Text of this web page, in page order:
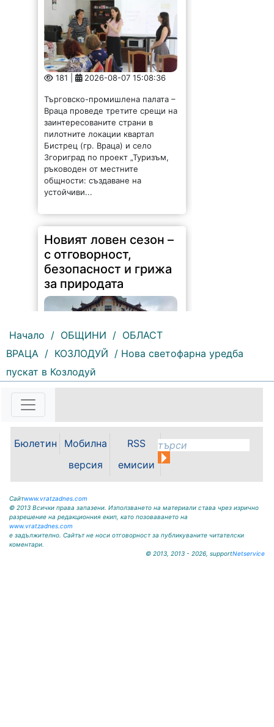
181 | 2026-08-07 15:08:36
Враца проведе третите срещи на
заинтересованите страни в
пилотните локации квартал
Бистрец (гр. Враца) и село
Згориград по проект „Туризъм,
ръководен от местните
общности: създаване на
устойчиви...
Новият ловен сезон –
с отговорност,
безопасност и грижа
за природата
239 | 2026-08-07 14:37:47
Обръщение и поздрав на
директора на Северозападно
държавно предприятие – ДП
случай откриването на ловния
сезон за прелетен дивеч:
Уважаеми ловци, уважаеми
горските...
Начало / ОБЩИНИ / ОБЛАСТ
ВРАЦА / КОЗЛОДУЙ / Нова светофарна уредба
пускат в Козлодуй
Бюлетин
Мобилна
версия
RSS
емисии
Сайтwww.vratzadnes.com
© 2013 Всички права запазени. Използването на материали става чрез изрично
разрешение на редакционния екип, като позоваването на
www.vratzadnes.com
е задължително. Сайтът не носи отговорност за публикуваните читателски
коментари.
© 2013, 2013 - 2026, supportNetservice